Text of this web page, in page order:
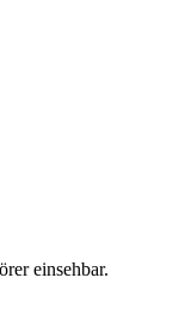
einsehbar.